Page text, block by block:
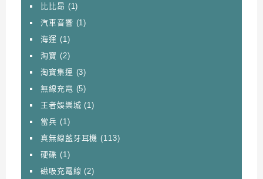
比比昂 (1)
汽車音響 (1)
海運 (1)
淘寶 (2)
淘寶集運 (3)
無線充電 (5)
王者娛樂城 (1)
當兵 (1)
真無線藍牙耳機 (113)
硬碟 (1)
磁吸充電線 (2)